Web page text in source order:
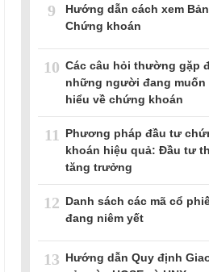
9
Hướng dẫn cách xem
Chứng khoán
10 Các câu hỏi thường gặp
những người đang muốn
hiểu về chứng khoán
11
Phương pháp đầu tư
khoán hiệu quả: Đầu tư
tăng trưởng
12 Danh sách các mã cổ
đang niêm yết
13 Hướng dẫn Quy định